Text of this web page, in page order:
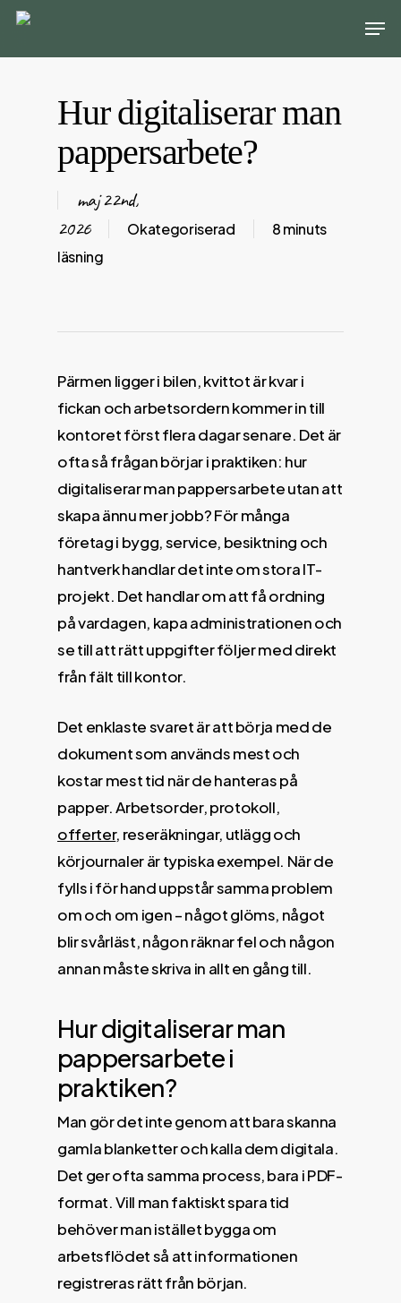
Skip
Hur digitaliserar man
pappersarbete?
maj 22nd,
2026
Okategoriserad
8 minuts
läsning
Pärmen ligger i bilen, kvittot är kvar i
fickan och arbetsordern kommer in till
kontoret först flera dagar senare. Det är
ofta så frågan börjar i praktiken: hur
digitaliserar man pappersarbete utan att
skapa ännu mer jobb? För många
företag i bygg, service, besiktning och
hantverk handlar det inte om stora IT-
projekt. Det handlar om att få ordning
på vardagen, kapa administrationen och
se till att rätt uppgifter följer med direkt
från fält till kontor.
Det enklaste svaret är att börja med de
dokument som används mest och
kostar mest tid när de hanteras på
papper. Arbetsorder, protokoll,
offerter, reseräkningar, utlägg och
körjournaler är typiska exempel. När de
fylls i för hand uppstår samma problem
om och om igen – något glöms, något
blir svårläst, någon räknar fel och någon
annan måste skriva in allt en gång till.
Hur digitaliserar man
pappersarbete i
praktiken?
Man gör det inte genom att bara skanna
gamla blanketter och kalla dem digitala.
Det ger ofta samma process, bara i PDF-
format. Vill man faktiskt spara tid
behöver man istället bygga om
arbetsflödet så att informationen
registreras rätt från början.